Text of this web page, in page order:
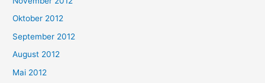
Oktober 2012
September 2012
August 2012
Mai 2012